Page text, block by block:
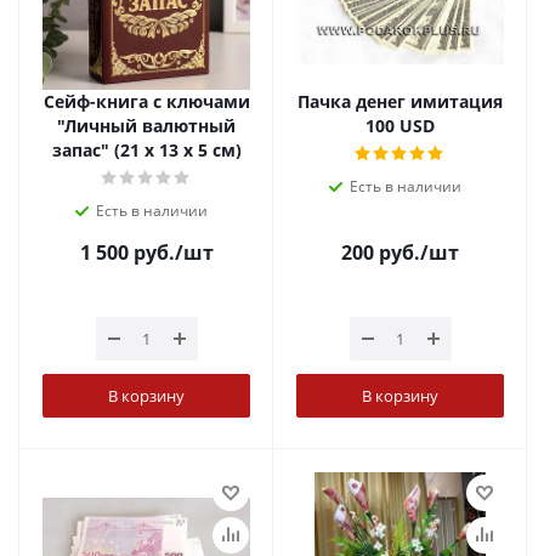
Сейф-книга с ключами
"Личный валютный
запас" (21 х 13 х 5 см)
Есть в наличии
1 500руб./шт
В корзину
Пачка денег имитация
100 USD
Есть в наличии
200 руб./шт
В корзину